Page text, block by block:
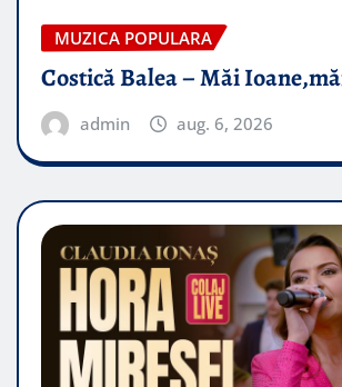
MUZICA POPULARA
Costică Balea – Măi
admin aug. 6, 2026